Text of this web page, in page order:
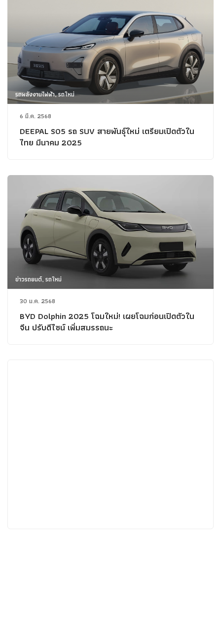
รถพลังงานไฟฟ้า, รถใหม่
6 มี.ค. 2568
DEEPAL S05 รถ SUV สายพันธุ์ใหม่ เตรียมเปิดตัวใน
ไทย มีนาคม 2025
ข่าวรถยนต์, รถใหม่
30 ม.ค. 2568
BYD Dolphin 2025 โฉมใหม่! เผยโฉมก่อนเปิดตัวใน
จีน ปรับดีไซน์ เพิ่มสมรรถนะ